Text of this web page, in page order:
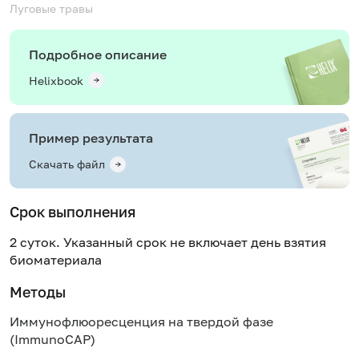
Луговые травы
Подробное описание
Helixbook
Пример результата
Скачать файл
Срок выполнения
2 суток. Указанный срок не включает день взятия
биоматериала
Методы
Иммунофлюоресценция на твердой фазе
(ImmunoCAP)